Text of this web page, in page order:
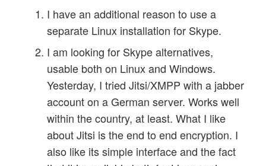
I have an additional reason to use a
separate Linux installation for Skype.
I am looking for Skype alternatives,
usable both on Linux and Windows.
Yesterday, I tried Jitsi/XMPP with a jabber
account on a German server. Works well
within the country, at least. What I like
about Jitsi is the end to end encryption. I
also like its simple interface and the fact